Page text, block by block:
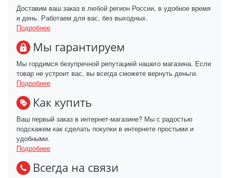
Доставим ваш заказ в любой регион России, в удобное время
и день. Работаем для вас, без выходных.
Подробнее
Мы гарантируем
Мы гордимся безупречной репутацией нашего магазина. Если
товар не устроит вас, вы всегда сможете вернуть деньги.
Подробнее
Как купить
Ваш первый заказ в интернет-магазине? Мы с радостью
подскажем как сделать покупки в интернете простыми и
удобными.
Подробнее
Всегда на связи